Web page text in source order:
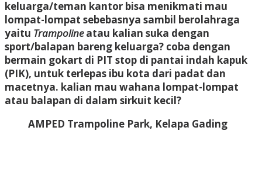
keluarga/teman kantor bisa menikmati mau
lompat-lompat sebebasnya sambil berolahraga
yaitu Trampolineatau kalian suka dengan
sport/balapan bareng keluarga? coba dengan
bermain gokart di PIT stop di pantai indah kapuk
(PIK), untuk terlepas ibu kota dari padat dan
macetnya. kalian mau wahana lompat-lompat
atau balapan di dalam sirkuit kecil?
AMPED Trampoline Park, Kelapa Gading